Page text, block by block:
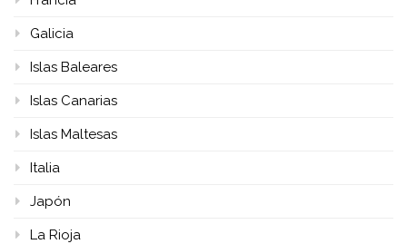
Galicia
Islas Baleares
Islas Canarias
Islas Maltesas
Italia
Japón
La Rioja